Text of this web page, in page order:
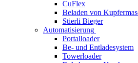
CuFlex
Beladen von
Stierli Bieger
Automatisierung
Portalloader
Be- und Entladesystem
Towerloader